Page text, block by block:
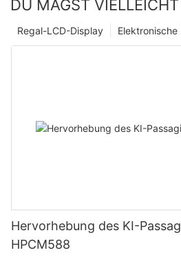
DU MAGST VIELLEICHT
Regal-LCD-Display
Hervorhebung des KI-
HPCM588